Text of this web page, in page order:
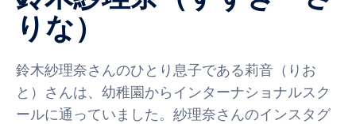
りな）
鈴木紗理奈さんのひとり息子である莉音（りお
と）さんは、幼稚園からインターナショナルスク
ールに通っていました。紗理奈さんのインスタグ